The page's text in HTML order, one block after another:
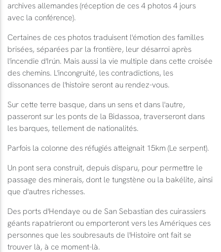
archives allemandes (réception de ces 4 photos 4 jours
avec la conférence).
Certaines de ces photos traduisent l'émotion des familles
brisées, séparées par la frontière, leur désarroi après
l'incendie d'Irún. Mais aussi la vie multiple dans cette croisée
des chemins. L'incongruité, les contradictions, les
dissonances de l'histoire seront au rendez-vous.
Sur cette terre basque, dans un sens et dans l'autre,
passeront sur les ponts de la Bidassoa, traverseront dans
les barques, tellement de nationalités.
Parfois la colonne des réfugiés atteignait 15km (Le serpent).
Un pont sera construit, depuis disparu, pour permettre le
passage des minerais, dont le tungstène ou la bakélite, ainsi
que d'autres richesses.
Des ports d'Hendaye ou de San Sebastian des cuirassiers
géants rapatrieront ou emporteront vers les Amériques ces
personnes que les soubresauts de l'Histoire ont fait se
trouver là, à ce moment-là.